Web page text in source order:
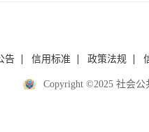
告 信用标准 政策法规
Copyright ©2025 社会